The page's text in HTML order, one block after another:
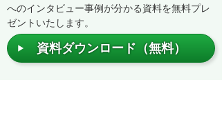
へのインタビュー事例が分かる資料を無料プレ
ゼントいたします。
資料ダウンロード（無料）